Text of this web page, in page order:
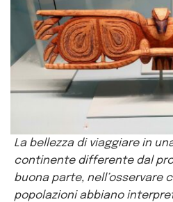
La bellezza di viaggiare in
continente differente dal
buona parte, nell’osservare
popolazioni abbiano